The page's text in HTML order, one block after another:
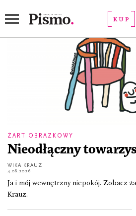
KUP
zdrowie psychiczne
ŻART OBRAZKOWY
Nieodłączny
WIKA KRAUZ
4.08.2026
Ja i mój wewnętrzny niepokój. Zobacz
Krauz.